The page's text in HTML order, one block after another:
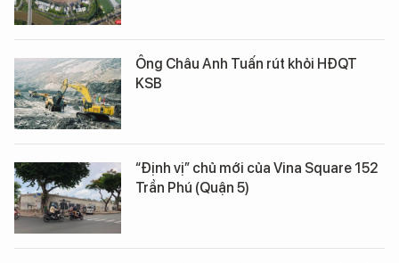
Ông Châu Anh Tuấn rút khỏi HĐQT
KSB
“Định vị” chủ mới của Vina Square 152
Trần Phú (Quận 5)